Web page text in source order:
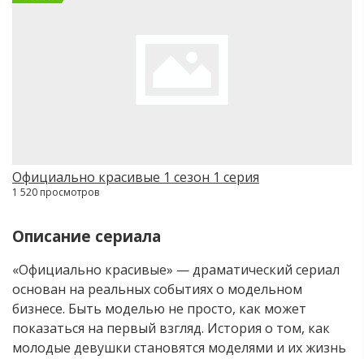
Официально красивые 1 сезон 1 серия
1 520 просмотров
Описание сериала
«Официально красивые» — драматический сериал
основан на реальных событиях о модельном
бизнесе. Быть моделью не просто, как может
показаться на первый взгляд. История о том, как
молодые девушки становятся моделями и их жизнь